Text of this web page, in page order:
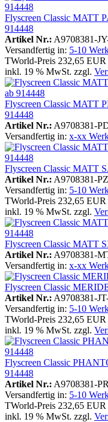
Flyscreen Classic MATT
914448
Artikel Nr.: A9708381-
Versandfertig in: 5-10
TWorld-Preis 232,65 EUR
inkl. 19 % MwSt. zzgl.
Flyscreen Classic MATT
914448
Artikel Nr.: A9708381-
Versandfertig in: x-xx
Flyscreen Classic MATT
Artikel Nr.: A9708381-
Versandfertig in: 5-10
TWorld-Preis 232,65 EUR
inkl. 19 % MwSt. zzgl.
Flyscreen Classic MATT
Artikel Nr.: A9708381-
Versandfertig in: x-xx
Flyscreen Classic
Artikel Nr.: A9708381-
Versandfertig in: 5-10
TWorld-Preis 232,65 EUR
inkl. 19 % MwSt. zzgl.
Flyscreen Classic
914448
Artikel Nr.: A9708381-
Versandfertig in: 5-10
TWorld-Preis 232,65 EUR
inkl. 19 % MwSt. zzgl.